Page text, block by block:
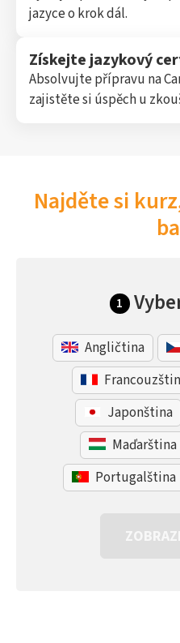
jazyce o krok dál.
Získejte jazykový
Absolvujte přípravu na
zajistěte si úspěch u
Najděte si
1
Angličtina
Japonština
Maďarština
Portugalština